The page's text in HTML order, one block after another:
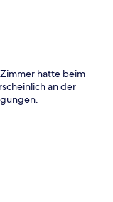
hatte beim
an der